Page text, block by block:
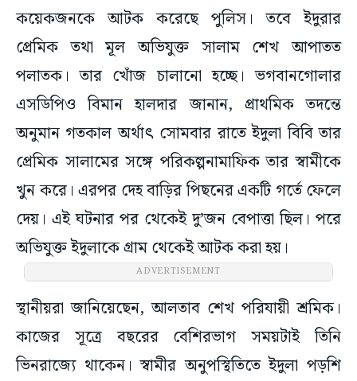
কয়েকজনকে আটক করেছে পুলিস। তবে ইদুরার
প্রেমিক তথা মূল অভিযুক্ত সালাম শেখ আপাতত
পলাতক। তার খোঁজ চালানো হচ্ছে। ভগবানগোলার
এসডিপিও বিমান হালদার জানান, প্রাথমিক তদন্তে
অনুমান গতকাল অর্থাৎ সোমবার রাতে ইদুলা বিবি তার
প্রেমিক সালামের সঙ্গে পরিকল্পনামাফিক তার স্বামীকে
খুন করে। এরপর দেহ বাড়ির পিছনের একটি গর্তে ফেলে
দেয়। এই ঘটনার পর থেকেই দু’জন বেপাত্তা ছিল। পরে
অভিযুক্ত ইদুলাকে গ্রাম থেকেই আটক করা হয়।
ADVERTISEMENT
স্থানীয়রা জানিয়েছেন, আলতাব শেখ পরিযায়ী শ্রমিক।
কাজের সূত্রে বছরের বেশিরভাগ সময়টাই তিনি
ভিনরাজ্যে থাকেন। স্বামীর অনুপস্থিতিতে ইদুলা পড়শি